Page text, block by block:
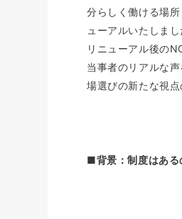
分らしく働ける場
ューアルいたしまし
リニューアル後の
当事者のリアルな
場選びの新たな視
■背景：制度はある